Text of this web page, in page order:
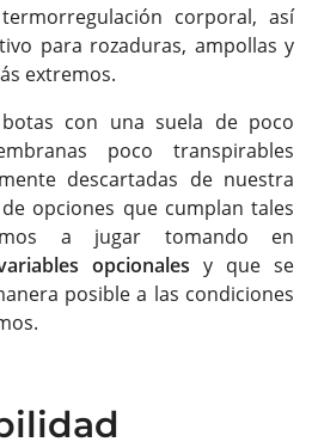
corporal, así
para rozaduras, ampollas y
extremos.
con una suela de poco
poco transpirables
descartadas de nuestra
opciones que cumplan tales
a jugar tomando en
opcionales y que se
posible a las condiciones